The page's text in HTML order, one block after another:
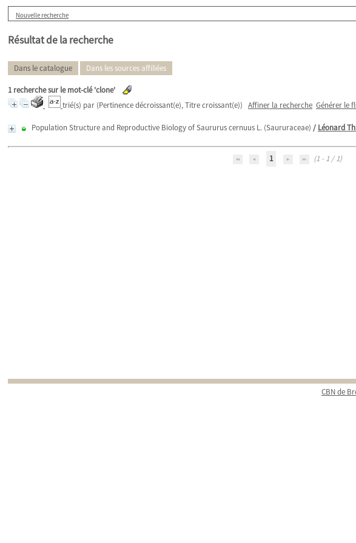
Nouvelle recherche
Résultat de la recherche
Dans le catalogue Dans les sources affiliées
1recherche sur le mot-clé'clone'
trié(s) par (Pertinence décroissant(e), Titre croissant(e)) Affiner la recherche Générer le
Population Structure and Reproductive Biology of Saururus cernuus L. (Saururaceae) / Léonard
1 (1 - 1 / 1)
CBN de